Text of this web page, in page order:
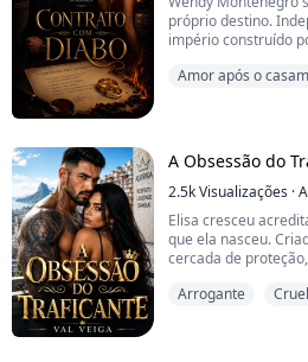
Savanna.
Uma mulher que um
próprio destino.
império construído
testamento, porém,
Esse homem é Ethan
Amor após o
A Obsessão do
2.5kVisualizações ·
Elisa cresceu
que ela nasceu.
cercada de
Tudo muda quando
Arrogante Cruel